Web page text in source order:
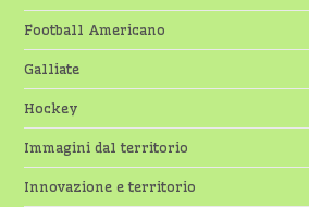
Football Americano
Galliate
Hockey
Immagini dal territorio
Innovazione e territorio